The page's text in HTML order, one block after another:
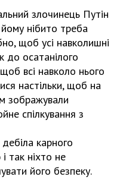
злочинець Путін
йому нібито треба
щоб усі навколишні
до осатанілого
всі навколо нього
настільки, щоб на
зображували
спілкування з
карного
так ніхто не
його безпеку.